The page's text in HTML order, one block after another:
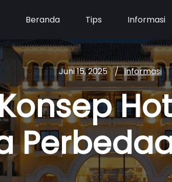
Beranda Tips Informasi
Juni 15, 2025 Informasi